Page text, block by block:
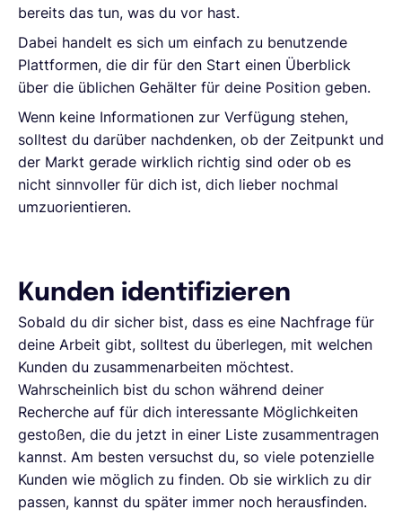
bereits das tun, was du vor hast.
Dabei handelt es sich um einfach zu benutzende
Plattformen, die dir für den Start einen Überblick
über die üblichen Gehälter für deine Position geben.
Wenn keine Informationen zur Verfügung stehen,
solltest du darüber nachdenken, ob der Zeitpunkt und
der Markt gerade wirklich richtig sind oder ob es
nicht sinnvoller für dich ist, dich lieber nochmal
umzuorientieren.
Kunden identifizieren
Sobald du dir sicher bist, dass es eine Nachfrage für
deine Arbeit gibt, solltest du überlegen, mit welchen
Kunden du zusammenarbeiten möchtest.
Wahrscheinlich bist du schon während deiner
Recherche auf für dich interessante Möglichkeiten
gestoßen, die du jetzt in einer Liste zusammentragen
kannst. Am besten versuchst du, so viele potenzielle
Kunden wie möglich zu finden. Ob sie wirklich zu dir
passen, kannst du später immer noch herausfinden.